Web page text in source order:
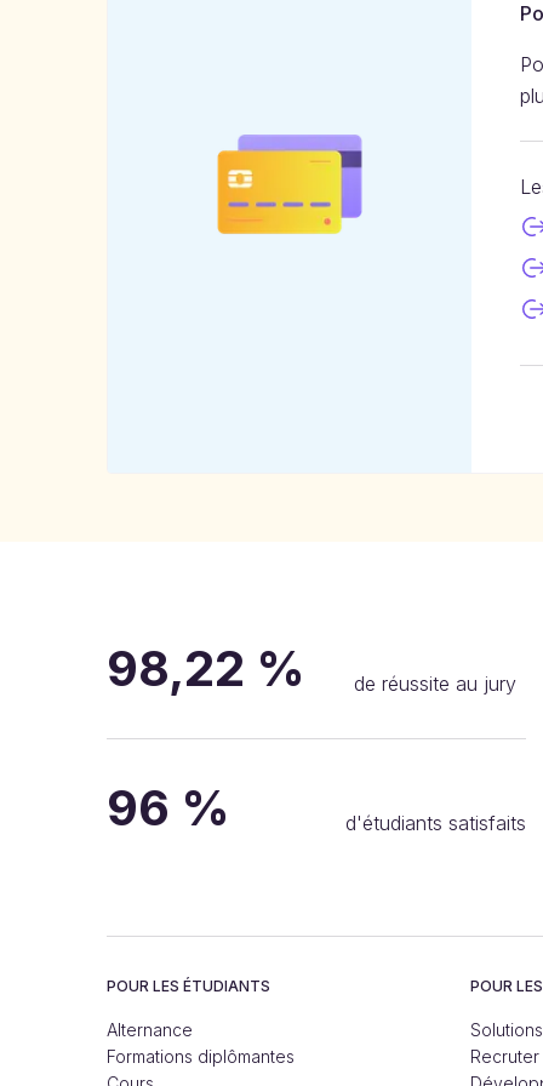
98,22 % de réussite au jury
96 % d'étudiants satisfaits
POUR LES ÉTUDIANTS
Alternance
Formations diplômantes
POUR